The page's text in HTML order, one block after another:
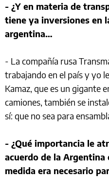
- ¿Y en materia de
tiene ya inversiones en
argentina…
- La compañía rusa
trabajando en el país y yo
Kamaz, que es un gigante
camiones, también se
sí: que no sea para
- ¿Qué importancia le
acuerdo de la Argentina
medida era necesario